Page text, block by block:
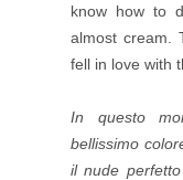
know how to
almost cream.
fell in love with
In questo
bellissimo
il nude